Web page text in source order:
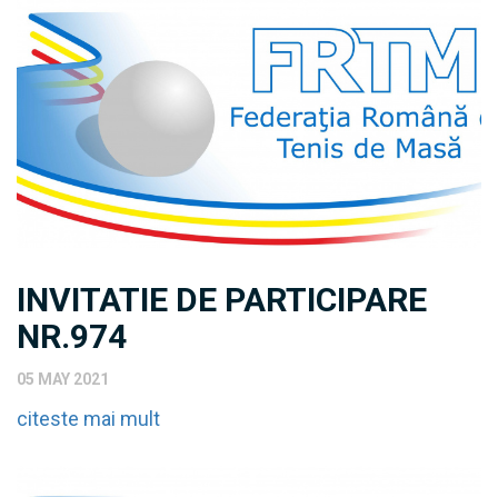
INVITATIE DE PARTICIPARE
NR.974
05 MAY 2021
citeste mai mult